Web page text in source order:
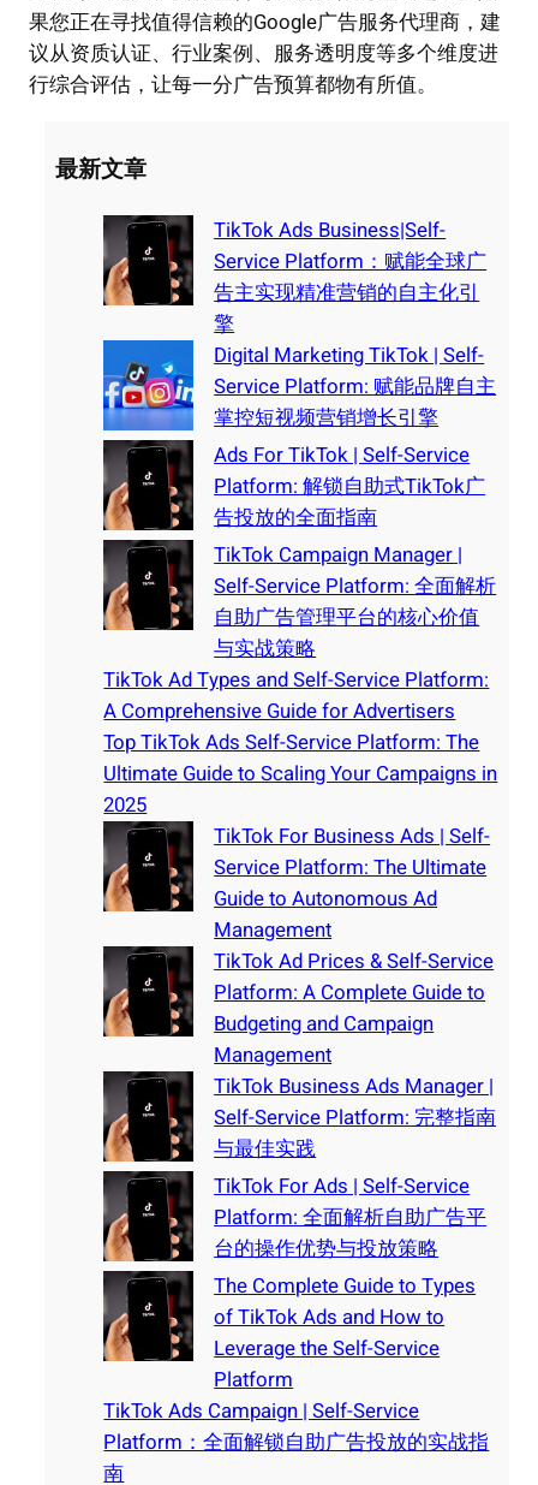
果您正在寻找值得信赖的Google广告服务代理商，建
议从资质认证、行业案例、服务透明度等多个维度进
行综合评估，让每一分广告预算都物有所值。
最新文章
TikTok Ads Business|Self-
Service Platform：赋能全球广
告主实现精准营销的自主化引
擎
Digital Marketing TikTok | Self-
Service Platform: 赋能品牌自主
掌控短视频营销增长引擎
Ads For TikTok | Self-Service
Platform: 解锁自助式TikTok广
告投放的全面指南
TikTok Campaign Manager |
Self-Service Platform: 全面解析
自助广告管理平台的核心价值
与实战策略
TikTok Ad Types and Self-Service Platform:
A Comprehensive Guide for Advertisers
Top TikTok Ads Self-Service Platform: The
Ultimate Guide to Scaling Your Campaigns in
2025
TikTok For Business Ads | Self-
Service Platform: The Ultimate
Guide to Autonomous Ad
Management
TikTok Ad Prices & Self-Service
Platform: A Complete Guide to
Budgeting and Campaign
Management
TikTok Business Ads Manager |
Self-Service Platform: 完整指南
与最佳实践
TikTok For Ads | Self-Service
Platform: 全面解析自助广告平
台的操作优势与投放策略
The Complete Guide to Types
of TikTok Ads and How to
Leverage the Self-Service
Platform
TikTok Ads Campaign | Self-Service
Platform：全面解锁自助广告投放的实战指
南